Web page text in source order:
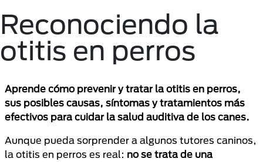
Reconociendo la
otitis en perros
Aprende cómo prevenir y tratar la otitis en perros,
sus posibles causas, síntomas y tratamientos más
efectivos para cuidar la salud auditiva de los canes.
Aunque pueda sorprender a algunos tutores caninos,
la otitis en perros es real: no se trata de una